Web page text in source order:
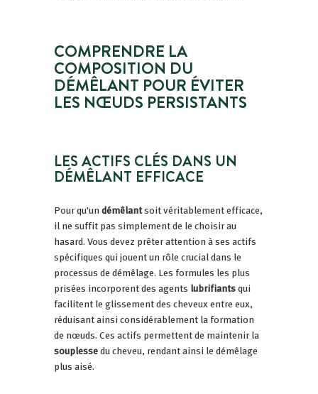
COMPRENDRE LA
COMPOSITION DU
DÉMÊLANT POUR ÉVITER
LES NŒUDS PERSISTANTS
LES ACTIFS CLÉS DANS UN
DÉMÊLANT EFFICACE
Pour qu'undémêlantsoit véritablement efficace,
il ne suffit pas simplement de le choisir au
hasard. Vous devez prêter attention à ses actifs
spécifiques qui jouent un rôle crucial dans le
processus de démêlage. Les formules les plus
prisées incorporent des agents lubrifiantsqui
facilitent le glissement des cheveux entre eux,
réduisant ainsi considérablement la formation
de nœuds. Ces actifs permettent de maintenir la
souplessedu cheveu, rendant ainsi le démêlage
plus aisé.